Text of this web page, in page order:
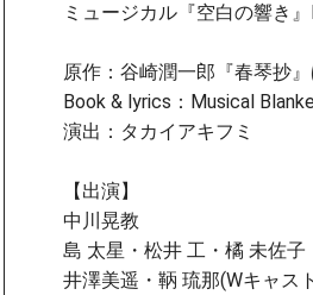
ミュージカル『空白の響き
原作：谷崎潤一郎『春琴抄
Book & lyrics：Musical
演出：タカイアキフミ
【出演】
中川晃教
島 太星・松井 工・橘 未佐子
井澤美遥・鞆 琉那(Wキャス